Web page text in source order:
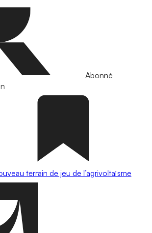
Abonné
terrain de jeu de l’agrivoltaïsme